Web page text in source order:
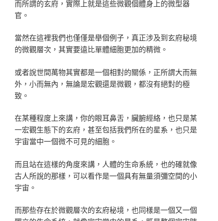
而所謂的玄府，實際上就是這些微觀個體身上的微型器
官。
當然在這裡我們也僅僅是舉個例子，真正涉及到玄府秘境
的微觀層次，其實要遠比單體細胞更加的精微。
或者說世間萬物其實都是一個相對的關係，正所謂大而無
外，小而無內，無論是宏觀還是微觀，都沒有絕對的極
致。
在某種程度上來講，你的眼耳鼻舌，臟腑經絡，也只是某
一宏觀生態下的玄府，甚至包括我們所在的星系，也只是
宇宙當中一個微不可見的細胞。
而且站在這樣的角度來講，人體的生命系統，也的確就像
古人所說的那樣，可以看作是一個具有無量須彌空間的小
宇宙。
而那些存在於微觀層次的玄府秘境，也同樣是一個又一個